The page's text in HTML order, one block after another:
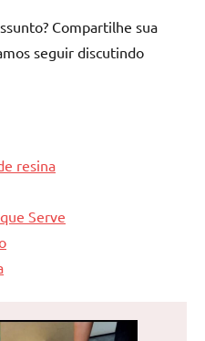
Compartilhe sua
seguir discutindo
resina
Serve